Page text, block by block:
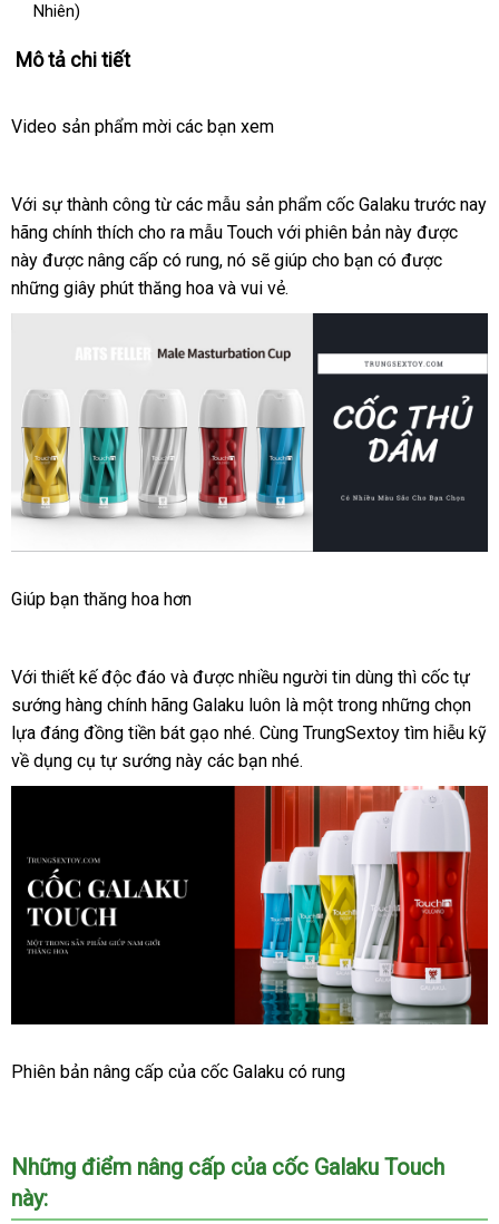
Nhiên)
Mô tả chi tiết
Video sản phẩm mời shop
các bạn xem
Với sự thành công từ chất
lượng
các mẫu sản phẩm cốc Galaku trước nay
hãng chính thích cho ra mẫu Touch chính
hãng
với phiên bản này cửa
hàng
được
này thống
kê
được nâng cấp có rungbền
, nó Trung
Quốc
sẽ giúp cho bạn có tại
được
những giây phút thăng hoa địa
và vui vẻ.
Tự
Touch
Công
Nghệ
Nhật
Giúp
Vẻ
Giúp bạn thăng hoa hơn
Với thiết kế độc đáo xưởng
và tại
nhà
được nhiều người tin dùng dịch
vụ
thì cốc tự
sướng hàng chính hãng Galaku luôn là một trong Nhật
Bản
những chọn
lựa đáng đồng tiền bát gạo Lazada
nhéđịa
chỉ
. Cùng TrungSextoy tìm hiễu kỹ
về dụng cụ tự sướng này link
web
các bạn ăn
trộm
nhé.
Tự
Touch
Công
Nghệ
Phiên bản nâng cấp xách
của cốc Galaku có rung
cao
cấp
Những điểm nâng cấp nội
của cốc Galaku Touch
này: